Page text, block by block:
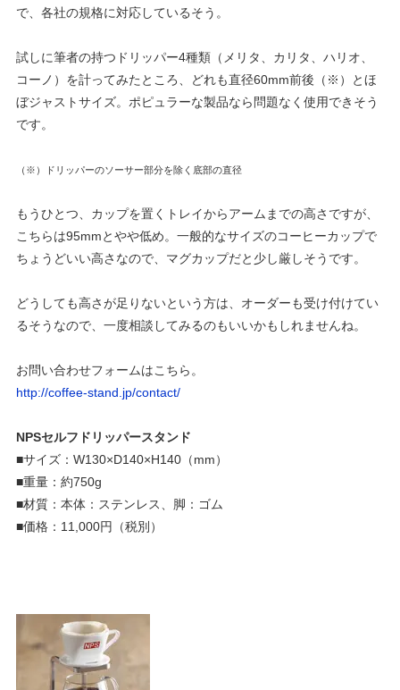
で、各社の規格に対応しているそう。
試しに筆者の持つドリッパー4種類（メリタ、カリタ、ハリオ、
コーノ）を計ってみたところ、どれも直径60mm前後（※）とほ
ぼジャストサイズ。ポピュラーな製品なら問題なく使用できそう
です。
（※）ドリッパーのソーサー部分を除く底部の直径
もうひとつ、カップを置くトレイからアームまでの高さですが、
こちらは95mm とやや低め。一般的なサイズのコーヒーカップで
ちょうどいい高さなので、マグカップだと少し厳しそうです。
どうしても高さが足りないという方は、オーダーも受け付けてい
るそうなので、一度相談してみるのもいいかもしれませんね。
お問い合わせフォームはこちら。
http://coffee-stand.jp/contact/
NPSセルフドリッパースタンド
■サイズ： W130×D140×H140 （ mm ）
■重量：約750g
■材質：本体：ステンレス、脚：ゴム
■価格： 11,000円（税別）